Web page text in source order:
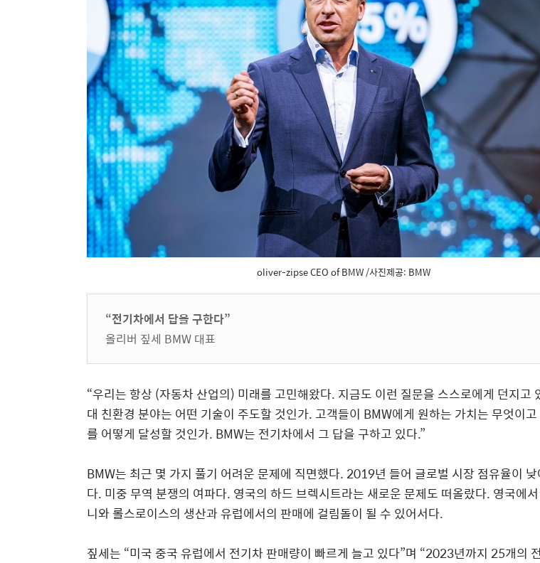
oliver-zipse CEO of BMW /사진제공: BMW
“전기차에서 답을 구한다”
올리버 짚세 BMW 대표
“우리는 항상 (자동차 산업의) 미래를 고민해왔다. 지금도 이런 질문을 스스로에게 던지고
대 친환경 분야는 어떤 기술이 주도할 것인가. 고객들이 BMW에게 원하는 가치는 무엇이고
를 어떻게 달성할 것인가. BMW는 전기차에서 그 답을 구하고 있다.”
BMW는 최근 몇 가지 풀기 어려운 문제에 직면했다. 2019년 들어 글로벌 시장 점유율이
다. 미중 무역 분쟁의 여파다. 영국의 하드 브렉시트라는 새로운 문제도 떠올랐다. 영국에
니와 롤스로이스의 생산과 유럽에서의 판매에 걸림돌이 될 수 있어서다.
짚세는 “미국 중국 유럽에서 전기차 판매량이 빠르게 늘고 있다”며 “2023년까지 25개의